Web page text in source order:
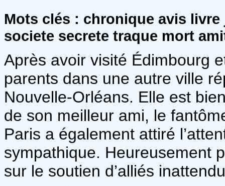
Mots clés : chronique avis
societe secrete traque mort
Après avoir visité Édimbourg
parents dans une autre ville
Nouvelle-Orléans. Elle est
de son meilleur ami, le
Paris a également attiré
sympathique. Heureusement
sur le soutien d’alliés